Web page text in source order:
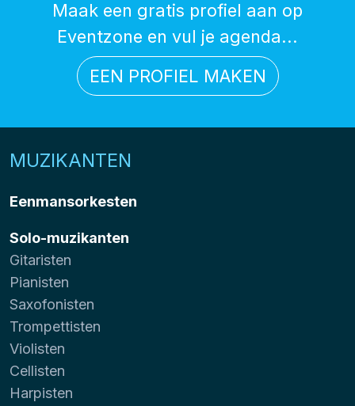
Maak een gratis profiel aan op
Eventzone en vul je agenda...
EEN PROFIEL MAKEN
MUZIKANTEN
Eenmansorkesten
Solo-muzikanten
Gitaristen
Pianisten
Saxofonisten
Trompettisten
Violisten
Cellisten
Harpisten